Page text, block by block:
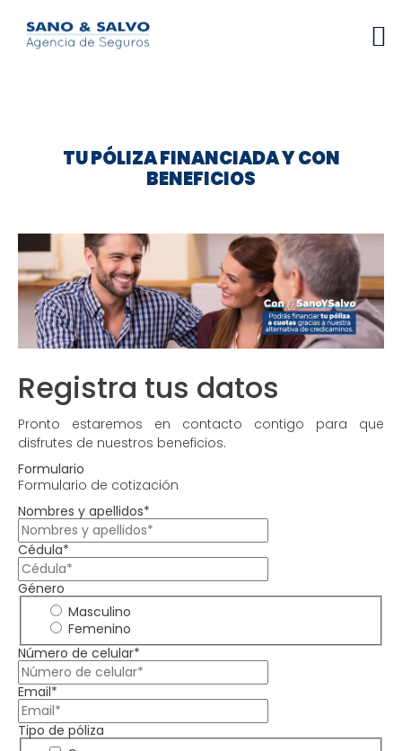
TU PÓLIZA FINANCIADA Y CON
BENEFICIOS
Registra tus datos
Pronto estaremos en contacto contigo para que
disfrutes de nuestros beneficios.
Formulario
Formulario de cotización
Nombres y apellidos*
Cédula*
Género
Masculino
Femenino
Número de celular*
Email*
Tipo de póliza